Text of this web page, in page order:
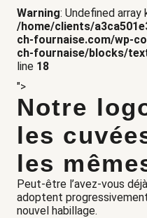
Warning: Undefined array
/home/clients/
ch-fournaise.com/wp-
ch-fournaise/blocks/
line 18
">
Notre
les
les
Peut-être l’avez-vous
adoptent
nouvel habillage.